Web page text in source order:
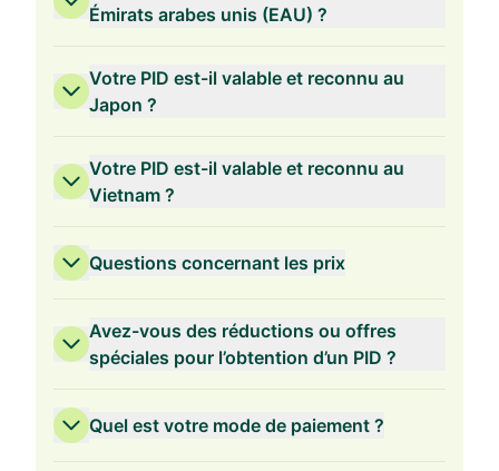
Émirats arabes unis (EAU) ?
Votre PID est-il valable et reconnu au
Japon ?
Votre PID est-il valable et reconnu au
Vietnam ?
Questions concernant les prix
Validité de 3 ans
Avez-vous des réductions ou offres
spéciales pour l’obtention d’un PID ?
Quel est votre mode de paiement ?